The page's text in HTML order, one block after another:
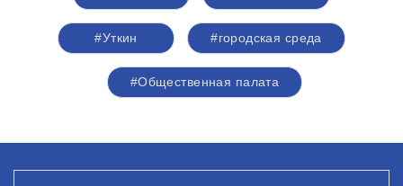
#Уткин #городская среда
#Общественная палата